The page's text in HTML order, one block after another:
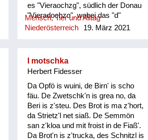
es "Vieraochzg", südlich der Donau
"Vieradochzg", wobei das "d"
deutlich zu hören ist.
Mensch, Tier und Alltag
Niederösterreich
19. März 2021
I motschka
Herbert Fidesser
Da Opfö is wuini, de Birn' is scho
fäu. De Zwetschk'n is grea no, da
Beri is z'steu. Des Brot is ma z'hort,
da Strietz'l net siaß. De Semmön
san z'kloa und mit froist in de Fiaß'.
Da Brot'n is z'trucka, des Schnitzl is